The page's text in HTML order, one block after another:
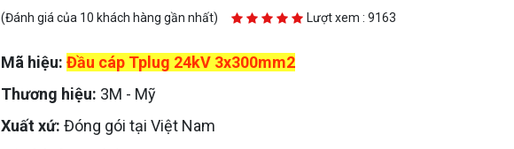
(Đánh giá của 10 khách hàng gần nhất) Lượt xem : 9163
Mã hiệu: Đầu cáp Tplug 24kV 3x300mm2
Thương hiệu: 3M - Mỹ
Xuất xứ: Đóng gói tại Việt Nam